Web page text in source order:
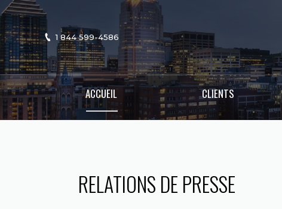
1 844 599-4586
ACCUEIL CLIENTS
RELATIONS DE PRESSE